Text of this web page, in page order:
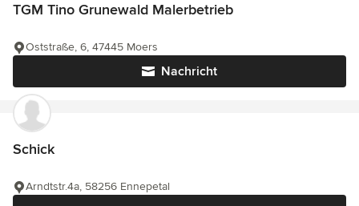
TGM Tino Grunewald Malerbetrieb
Nachricht
Oststraße, 6, 47445 Moers
Schick
Arndtstr.4a, 58256 Ennepetal